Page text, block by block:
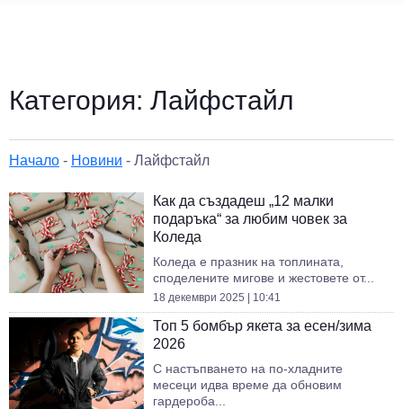
Категория: Лайфстайл
Начало - Новини - Лайфстайл
Как да създадеш „12 малки
подаръка“ за любим човек за
Коледа
Коледа е празник на топлината,
споделените мигове и жестовете от...
18 декември 2025 | 10:41
Топ 5 бомбър якета за есен/зима
2026
С настъпването на по-хладните
месеци идва време да обновим
гардероба...